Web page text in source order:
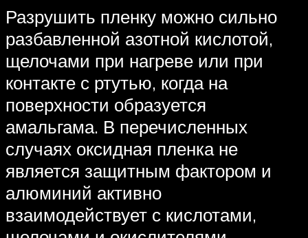
Разрушить пленку можно сильно
разбавленной азотной кислотой,
щелочами при нагреве или при
контакте с ртутью, когда на
поверхности образуется
амальгама. В перечисленных
случаях оксидная пленка не
является защитным фактором и
алюминий активно
взаимодействует с кислотами,